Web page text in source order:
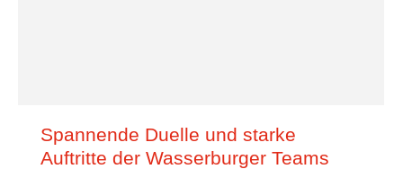
Spannende Duelle und starke
Auftritte der Wasserburger Teams